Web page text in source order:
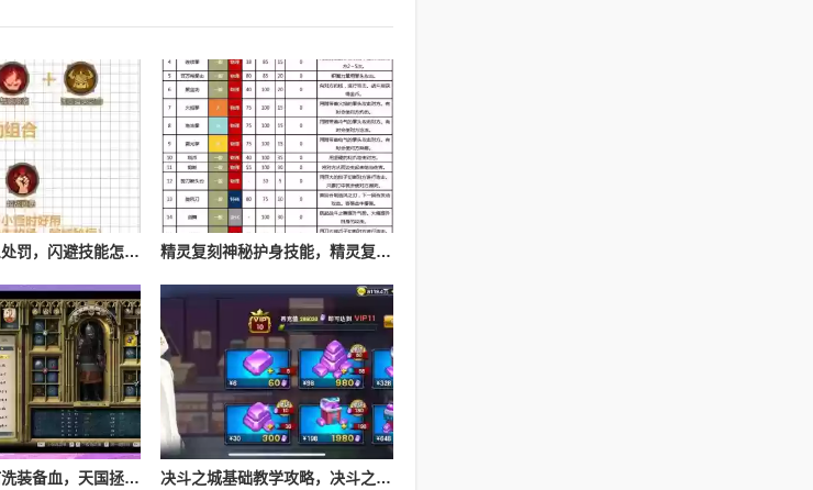
闪避技能怎么处罚，闪避技能怎么处罚队友 精灵复刻神秘护身技能，精灵复刻攻略
天国拯救如何洗装备血，天国拯救怎么洗衣服 决斗之城基础教学攻略，决斗之城教学攻略2111